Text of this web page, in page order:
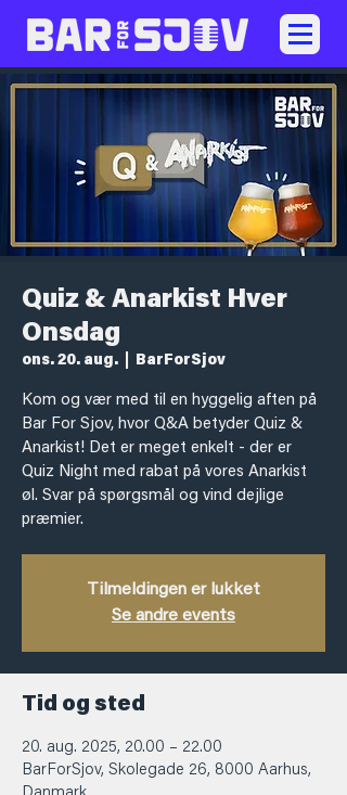
Quiz & Anarkist Hver
Onsdag
ons. 20. aug. BarForSjov
Kom og vær med til en hyggelig aften på
Bar For Sjov, hvor Q&A betyder Quiz &
Anarkist! Det er meget enkelt - der er
Quiz Night med rabat på vores Anarkist
øl. Svar på spørgsmål og vind dejlige
præmier.
Tilmeldingen er lukket
Se andre events
Tid og sted
20. aug. 2025, 20.00 – 22.00
BarForSjov, Skolegade 26, 8000 Aarhus,